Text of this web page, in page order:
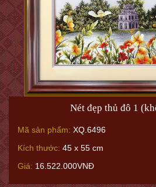
Nét đẹp thủ đô 1
Mã sản phẩm: XQ.6496
Kích thước: 45 x 55 cm
Giá: 16.522.000VNĐ